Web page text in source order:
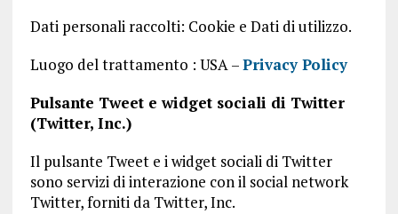
Dati personali raccolti: Cookie e Dati di utilizzo.
Luogo del trattamento : USA –Privacy Policy
Pulsante Tweet e widget sociali di Twitter
(Twitter, Inc.)
Il pulsante Tweet e i widget sociali di Twitter
sono servizi di interazione con il social network
Twitter, forniti da Twitter, Inc.